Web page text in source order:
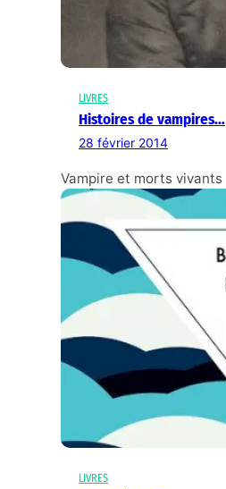
LIVRES
Histoires de vampires…
28 février 2014
Vampire et morts vivants
LIVRES